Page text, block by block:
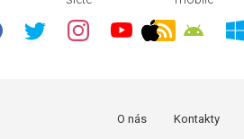
O nás Kontakty